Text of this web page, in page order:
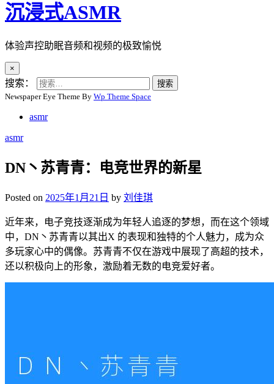
沉浸式ASMR
体验声控助眠音频和视频的极致愉悦
×
搜索：
Newspaper Eye Theme By Wp Theme Space
asmr
asmr
DN丶苏青青：电竞世界的新星
Posted on 2025年1月21日 by 刘佳琪
近年来，电子竞技逐渐成为年轻人追逐的梦想，而在这个领域
中，DN丶苏青青以其出X 的表现和独特的个人魅力，成为众
多玩家心中的偶像。苏青青不仅在游戏中展现了高超的技术，
还以积极向上的形象，激励着无数的电竞爱好者。